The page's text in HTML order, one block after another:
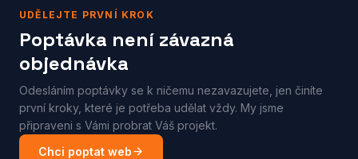
UDĚLEJTE PRVNÍ KROK
Poptávka není závazná
objednávka
Odesláním poptávky se k ničemu nezavazujete, jen činíte
první kroky, které je potřeba udělat vždy. My jsme
připraveni s Vámi probrat Váš projekt.
Chci poptat web